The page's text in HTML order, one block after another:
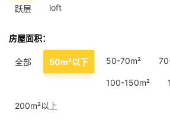
跃层 loft
房屋面积：
全部 50m²以下 50-70m²
100-150m²
200m²以上